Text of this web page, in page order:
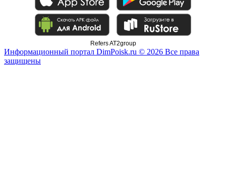
Refers AT2group
Информационный портал DimPoisk.ru © 2026 Все права
защищены